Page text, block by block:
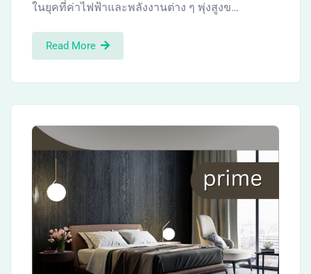
ในยุคที่ค่าไฟฟ้าและพลังงานต่าง ๆ พุ่งสูงข…
Read More